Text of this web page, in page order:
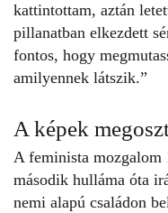
kattintottam, aztán
pillanatban elkezdett
fontos, hogy
amilyennek látszik.”
A képek
A feminista mozgalom
második hulláma óta
nemi alapú családon